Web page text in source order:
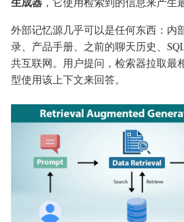
外部记忆源几乎可以是任何东西：内
录、产品手册、之前的聊天历史、
共互联网。用户提问，检索器拉取最
型使用该上下文来回答。